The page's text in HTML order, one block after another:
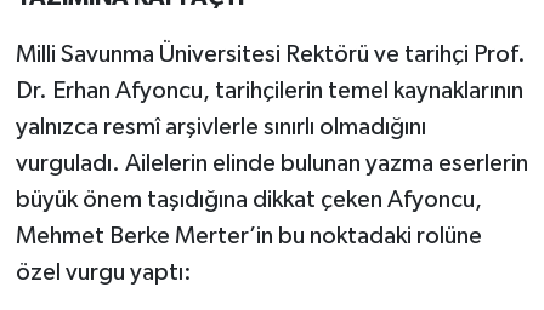
Milli Savunma Üniversitesi Rektörü ve tarihçi Prof.
Dr. Erhan Afyoncu, tarihçilerin temel kaynaklarının
yalnızca resmî arşivlerle sınırlı olmadığını
vurguladı. Ailelerin elinde bulunan yazma eserlerin
büyük önem taşıdığına dikkat çeken Afyoncu,
Mehmet Berke Merter’in bu noktadaki rolüne
özel vurgu yaptı: